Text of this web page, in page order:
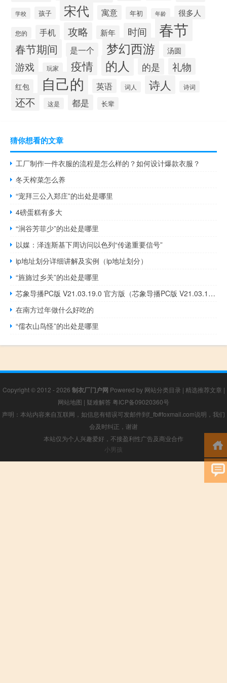
学校 孩子 宋代 寓意 年初 年龄 很多人
您的 手机 攻略 新年 时间 春节
春节期间 是一个 梦幻西游 汤圆
游戏 玩家 疫情 的人 的是 礼物
红包 自己的 英语 词人 诗人 诗词
还不 这是 都是 长辈
猜你想看的文章
工厂制作一件衣服的流程是怎么样的？如何设计爆款衣服？
冬天榨菜怎么养
“宠拜三公入郑庄”的出处是哪里
4磅蛋糕有多大
“涧谷芳菲少”的出处是哪里
以媒：泽连斯基下周访问以色列“传递重要信号”
ip地址划分详细讲解及实例（ip地址划分）
“旌旆过乡关”的出处是哪里
芯象导播PC版 V21.03.19.0 官方版（芯象导播PC版 V21.03.19.0 官方版功能简介）
在南方过年做什么好吃的
“儒衣山鸟怪”的出处是哪里
Copyright © 2012 - 2026 制衣厂门户网 Powered by 网站分类目录 | 精选推荐文章 |
网站地图 | 疑难解答 粤ICP备09020360号
声明：本站内容来自互联网，如信息有错误可发邮件到f_fb#foxmail.com说明，我们
会及时纠正，谢谢
本站仅为个人兴趣爱好，不接盈利性广告及商业合作
小男孩